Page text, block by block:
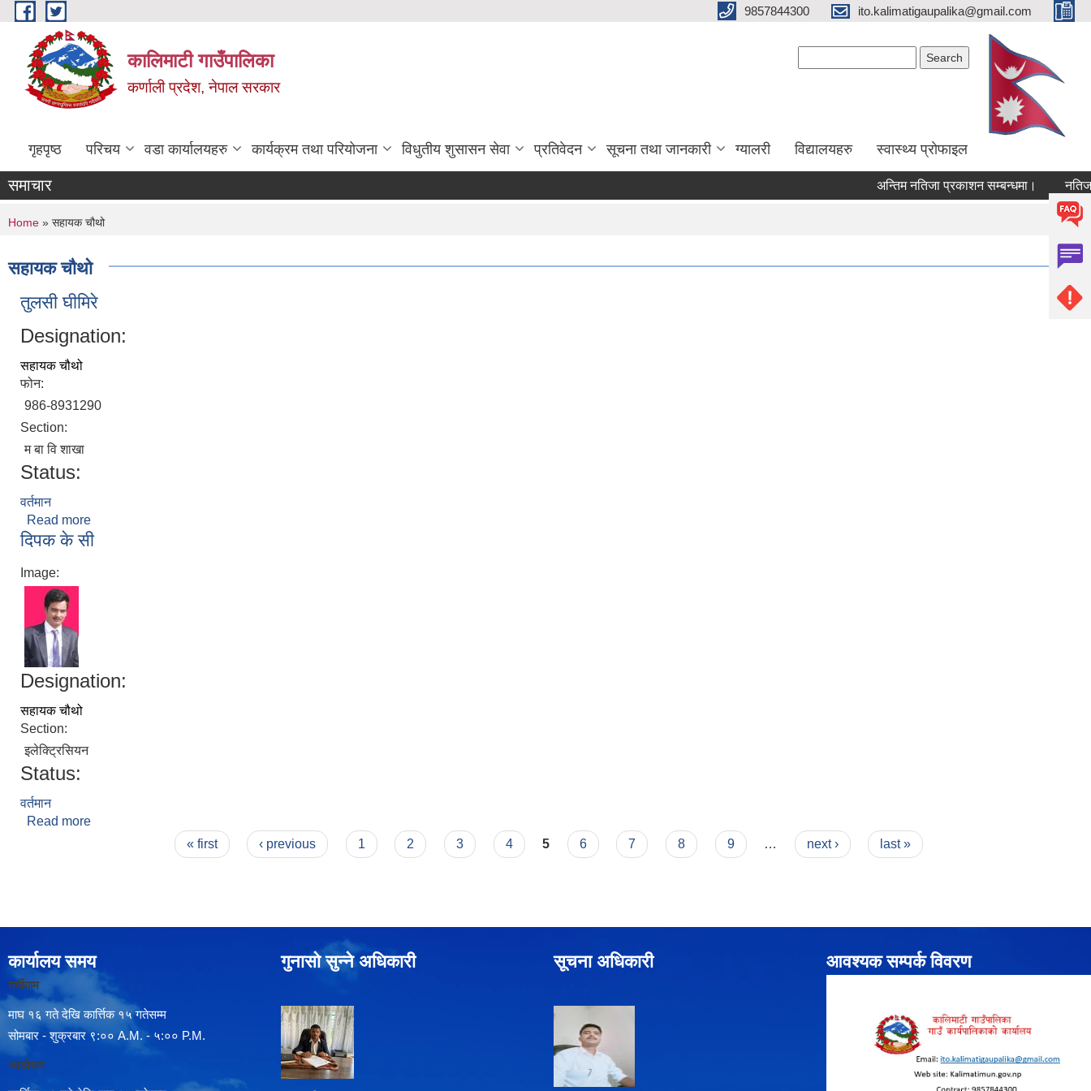
Skip to main content 9857844300 ito.kalimatigaupalika@gmail.com
कालिमाटी गाउँपालिका
कर्णाली प्रदेश, नेपाल सरकार
गृहपृष्ठ परिचय वडा कार्यालयहरु कार्यक्रम तथा परियोजना विधुतीय शुसासन सेवा प्रतिवेदन सूचना तथा जानकारी ग्यालरी विद्यालयहरु स्वास्थ्य प्राेफाइल
समाचार अन्तिम नतिजा प्रकाशन सम्बन्धमा।
You are here
Home » सहायक चौथो
सहायक चौथो
तुलसी घीमिरे
Designation:
सहायक चौथो
फोन:
986-8931290
Section:
म बा वि शाखा
Status:
वर्तमान
Read more
दिपक के सी
Image:
Designation:
सहायक चौथो
Section:
इलेक्ट्रिसियन
Status:
वर्तमान
Read more
« first ‹ previous 1 2 3 4 5 6 7 8 9 … next › last »
कार्यालय समय
गर्मीयाम
माघ १६ गते देखि कार्त्तिक १५ गतेसम्म
सोमबार - शुक्रबार ९:०० A.M. - ५:०० P.M.
जाडोयाम
गुनासो सुन्ने अधिकारी सूचना अधिकारी आवश्यक सम्पर्क विवरण